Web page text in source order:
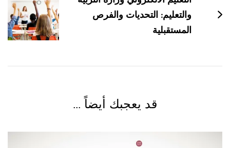
والتعليم: التحديات والفرص
المستقبلية
قد يعجبك أيضاً ...